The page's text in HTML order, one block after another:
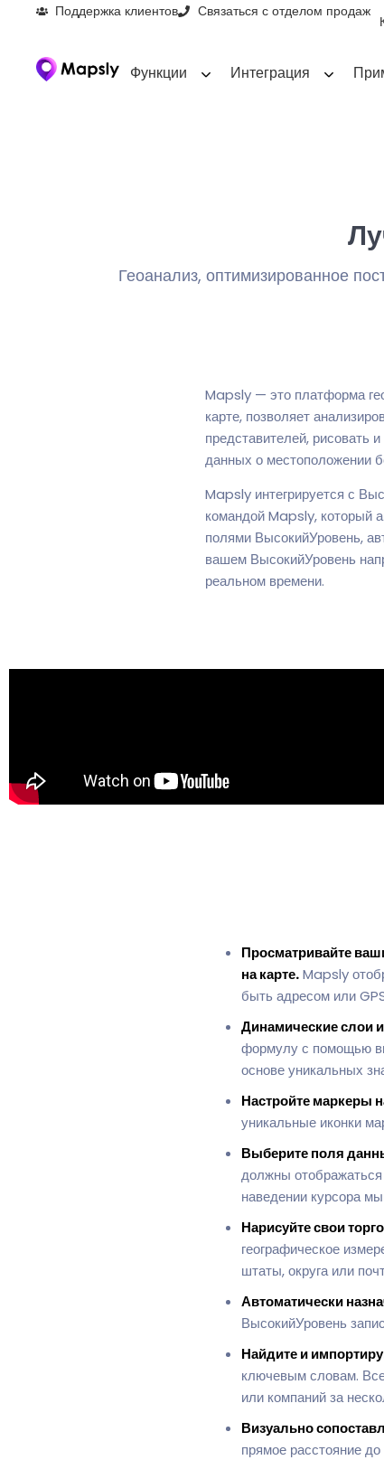
Поддержка клиентов Связаться с отделом продаж
Функции Интеграция
Геоанализ, оптимизированное
Mapsly — это платформа
карте, позволяет
представителей, рисовать
данных о местоположении
Mapsly интегрируется с
командой Mapsly, который
полями ВысокийУровень,
вашем ВысокийУровень
реальном времени.
Просматривайте
на карте.Mapsly
быть адресом или
Динамические слои
формулу с помощью
основе уникальных
Настройте маркеры
уникальные иконки
Выберите поля
должны
наведении курсора
Нарисуйте свои
географическое
штаты, округа или
Автоматически
ВысокийУровень
Найдите и
ключевым словам.
или компаний за
Визуально
прямое расстояние